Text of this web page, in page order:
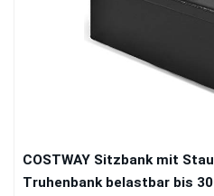
COSTWAY Sitzbank mit
Truhenbank belastbar bis